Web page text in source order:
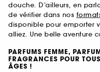
douche. D’ailleurs, en
de vérifier dans nos
disponible pour emporter
alliez. Une belle aventure
PARFUMS FEMME,
FRAGRANCES POUR
ÂGES !